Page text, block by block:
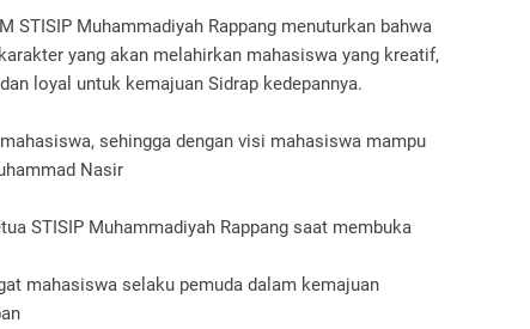
STISIP Muhammadiyah Rappang menuturkan bahwa
yang akan melahirkan mahasiswa yang kreatif,
loyal untuk kemajuan Sidrap kedepannya.
sehingga dengan visi mahasiswa mampu
Nasir
STISIP Muhammadiyah Rappang saat membuka
mahasiswa selaku pemuda dalam kemajuan